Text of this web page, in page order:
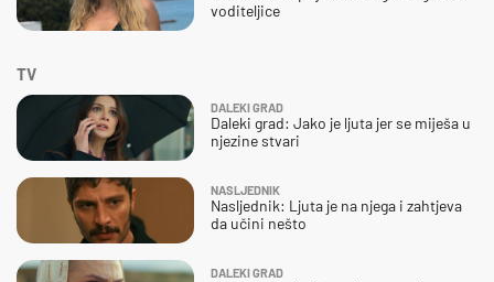
voditeljice
TV
DALEKI GRAD
Daleki grad: Jako je ljuta jer se miješa u
njezine stvari
NASLJEDNIK
Nasljednik: Ljuta je na njega i zahtjeva
da učini nešto
DALEKI GRAD